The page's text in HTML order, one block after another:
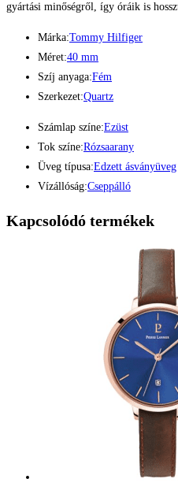
gyártási minőségről, így óráik is
Márka:Tommy Hilfiger
Méret:40 mm
Szíj anyaga:Fém
Szerkezet:Quartz
Számlap színe:Ezüst
Tok színe:Rózsaarany
Üveg típusa:Edzett ásványüveg
Vízállóság:Cseppálló
Kapcsolódó termékek